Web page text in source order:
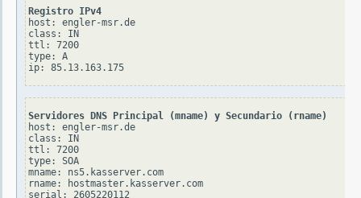
Registro IPv4
host: engler-msr.de
class: IN
ttl: 7200
type: A
Servidores DNS Principal (mname) y Secundario (rname)
host: engler-msr.de
class: IN
ttl: 7200
type: SOA
mname: ns5.kasserver.com
rname: hostmaster.kasserver.com
serial: 2605220112